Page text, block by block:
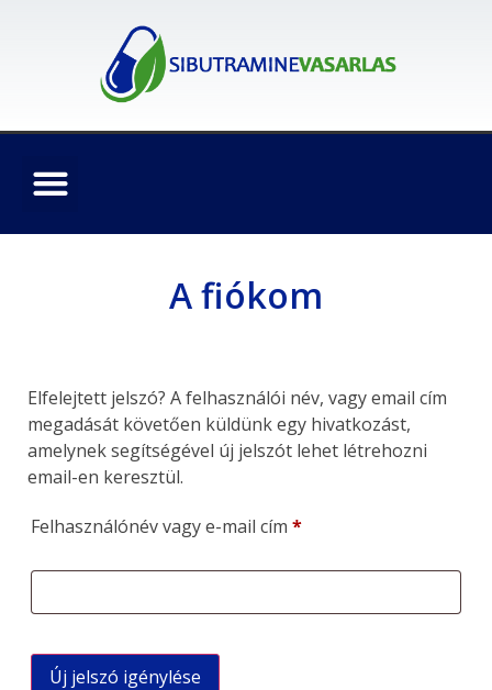
A fiókom
Elfelejtett jelszó? A felhasználói név, vagy email cím
megadását követően küldünk egy hivatkozást,
amelynek segítségével új jelszót lehet létrehozni
email-en keresztül.
Felhasználónév vagy e-mail cím *
Új jelszó igénylése